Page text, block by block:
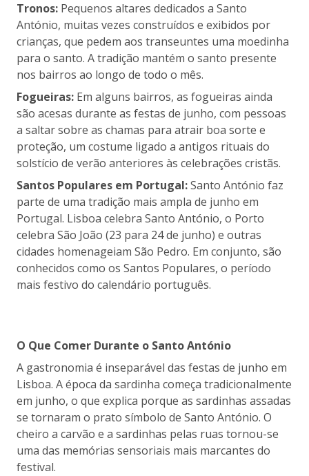
Tronos: Pequenos altares dedicados a Santo
António, muitas vezes construídos e exibidos por
crianças, que pedem aos transeuntes uma moedinha
para o santo. A tradição mantém o santo presente
nos bairros ao longo de todo o mês.
Fogueiras: Em alguns bairros, as fogueiras ainda
são acesas durante as festas de junho, com pessoas
a saltar sobre as chamas para atrair boa sorte e
proteção, um costume ligado a antigos rituais do
solstício de verão anteriores às celebrações cristãs.
Santos Populares em Portugal:Santo António faz
parte de uma tradição mais ampla de junho em
Portugal. Lisboa celebra Santo António, o Porto
celebra São João (23 para 24 de junho) e outras
cidades homenageiam São Pedro. Em conjunto, são
conhecidos como os Santos Populares, o período
mais festivo do calendário português.
O Que Comer Durante o Santo António
A gastronomia é inseparável das festas de junho em
Lisboa. A época da sardinha começa tradicionalmente
em junho, o que explica porque as sardinhas assadas
se tornaram o prato símbolo de Santo António. O
cheiro a carvão e a sardinhas pelas ruas tornou-se
uma das memórias sensoriais mais marcantes do
festival.